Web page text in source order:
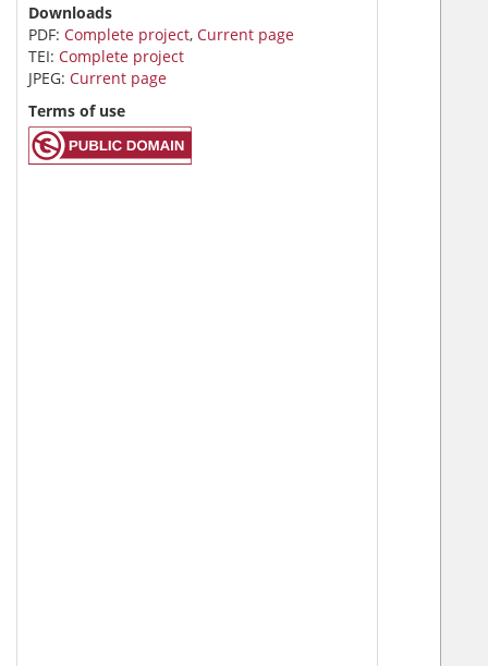
Downloads
PDF: Complete project, Current page
TEI: Complete project
JPEG: Current page
Terms of use